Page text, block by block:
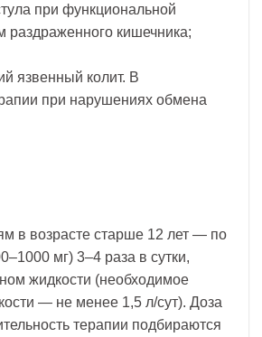
при функциональной
раздраженного кишечника;
язвенный колит. В
при нарушениях обмена
в возрасте старше 12 лет — по
мг) 3–4 раза в сутки,
жидкости (необходимое
— не менее 1,5 л/сут). Доза
терапии подбираются